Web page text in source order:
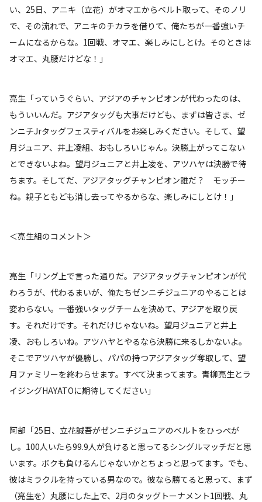
い、25日、アニキ（立花）がオマエからベルト取って、そのノリ
で、その流れで、アニキのチカラを借りて、俺たちが一番強いチ
ームになるからな。1回戦、オマエ、楽しみにしとけ。そのときは
オマエ、丸腰だけどな！」
亮生「っていうぐらい、アジアのチャンピオンが代わったのは、
もういいんだ。アジアタッグも大事だけども、まずは皆さま、ゼ
ンニチJrタッグフェスティバルをお楽しみください。そして、望
月ジュニア、井上凌組、おもしろいじゃん。決勝上がってこない
とできないよね。望月ジュニアと井上凌を、アツハヤは決勝で待
ちます。そしてだ、アジアタッグチャンピオン誰だ？ モッチー
ね。親子ともども消し去ってやるからな、楽しみにしとけ！」
＜亮生組のコメント＞
亮生「リング上で言った通りだ。アジアタッグチャンピオンが代
わろうが、代わるまいが、俺たちゼンニチジュニアのやることは
変わらない。一番強いタッグチームを決めて、アジアを取り戻
す。それだけです。それだけじゃないね。望月ジュニアと井上
凌、おもしろいね。アツハヤとやるなら決勝に来るしかないよ。
そこでアツハヤが優勝し、パパの持つアジアタッグ奪取して、望
月ファミリーを終わらせます。すべて決まってます。青柳亮生とラ
イジングHAYATOに期待してください」
阿部「25日、立花誠吾がゼンニチジュニアのベルトをひっぺが
し。100人いたら99.9人が負けると思ってるシングルマッチだと思
います。ボクも負けるんじゃないかとちょっと思ってます。でも、
彼はミラクルを持っている男なので。彼なら勝てると思って、まず
（亮生を）丸腰にした上で、2月のタッグトーナメント1回戦、丸